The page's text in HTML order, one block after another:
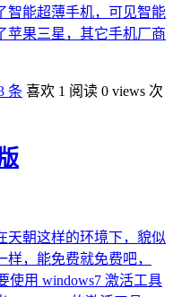
智能超薄手机，可见智能
苹果三星，其它手机厂商
条 喜欢 1 阅读 0 views 次
天朝这样的环境下，貌似
，能免费就免费吧，
使用 windows7 激活工具